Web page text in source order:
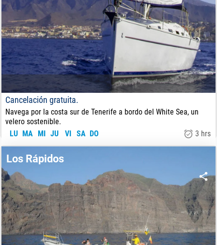
Cancelación gratuita.
Navega por la costa sur de Tenerife a bordo del White Sea, un
velero sostenible.
LU MA MI JU VI SA DO 3 hrs
Los Rápidos